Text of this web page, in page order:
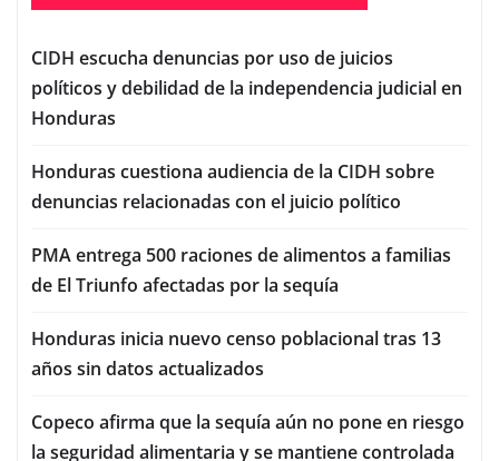
CIDH escucha denuncias por uso de juicios
políticos y debilidad de la independencia judicial en
Honduras
Honduras cuestiona audiencia de la CIDH sobre
denuncias relacionadas con el juicio político
PMA entrega 500 raciones de alimentos a familias
de El Triunfo afectadas por la sequía
Honduras inicia nuevo censo poblacional tras 13
años sin datos actualizados
Copeco afirma que la sequía aún no pone en riesgo
la seguridad alimentaria y se mantiene controlada